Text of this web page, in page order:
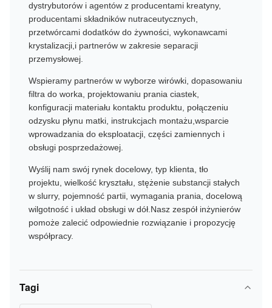
dystrybutorów i agentów z producentami kreatyny,
producentami składników nutraceutycznych,
przetwórcami dodatków do żywności, wykonawcami
krystalizacji,i partnerów w zakresie separacji
przemysłowej.
Wspieramy partnerów w wyborze wirówki, dopasowaniu
filtra do worka, projektowaniu prania ciastek,
konfiguracji materiału kontaktu produktu, połączeniu
odzysku płynu matki, instrukcjach montażu,wsparcie
wprowadzania do eksploatacji, części zamiennych i
obsługi posprzedażowej.
Wyślij nam swój rynek docelowy, typ klienta, tło
projektu, wielkość kryształu, stężenie substancji stałych
w slurry, pojemność partii, wymagania prania, docelową
wilgotność i układ obsługi w dół.Nasz zespół inżynierów
pomoże zalecić odpowiednie rozwiązanie i propozycję
współpracy.
Tagi